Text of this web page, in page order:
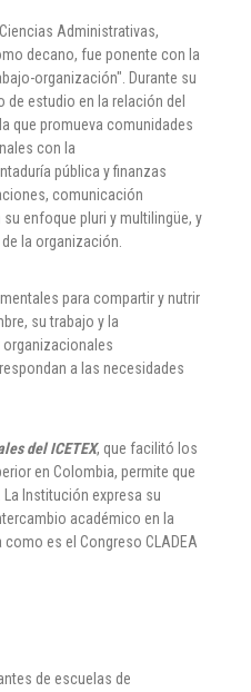
Administrativas,
decano, fue ponente con la
organización". Durante su
estudio en la relación del
que promueva comunidades
con la
pública y finanzas
comunicación
enfoque pluri y multilingüe, y
la organización.
para compartir y nutrir
su trabajo y la
a las necesidades
del ICETEX, que facilitó los
en Colombia, permite que
Institución expresa su
académico en la
es el Congreso CLADEA
de escuelas de